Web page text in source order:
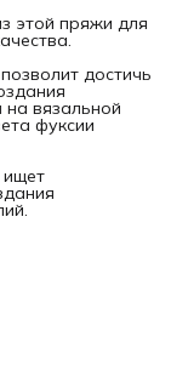
этой пряжи для
достичь
вязальной
фуксии
ищет